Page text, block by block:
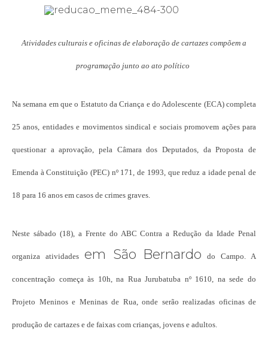
Atividades culturais e oficinas de elaboração de cartazes compõem a
programação junto ao ato político
Na semana em que o Estatuto da Criança e do Adolescente (ECA) completa
25 anos, entidades e movimentos sindical e sociais promovem ações para
questionar a aprovação, pela Câmara dos Deputados, da Proposta de
Emenda à Constituição (PEC) nº 171, de 1993, que reduz a idade penal de
18 para 16 anos em casos de crimes graves.
Neste sábado (18), a Frente do ABC Contra a Redução da Idade Penal
organiza atividades em São Bernardo do Campo. A
concentração começa às 10h, na Rua Jurubatuba nº 1610, na sede do
Projeto Meninos e Meninas de Rua, onde serão realizadas oficinas de
produção de cartazes e de faixas com crianças, jovens e adultos.